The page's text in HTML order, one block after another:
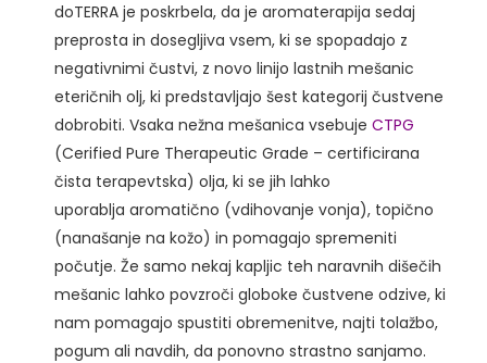
doTERRA je poskrbela, da je aromaterapija sedaj
preprosta in dosegljiva vsem, ki se spopadajo z
negativnimi čustvi, z novo linijo lastnih mešanic
eteričnih olj, ki predstavljajo šest kategorij čustvene
dobrobiti. Vsaka nežna mešanica vsebuje CTPG
(Cerified Pure Therapeutic Grade – certificirana
čista terapevtska) olja, ki se jih lahko
uporablja aromatično (vdihovanje vonja), topično
(nanašanje na kožo) in pomagajo spremeniti
počutje. Že samo nekaj kapljic teh naravnih dišečih
mešanic lahko povzroči globoke čustvene odzive, ki
nam pomagajo spustiti obremenitve, najti tolažbo,
pogum ali navdih, da ponovno strastno sanjamo.